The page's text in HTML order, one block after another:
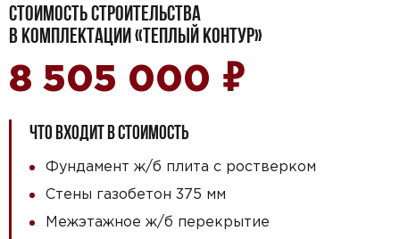
СТОИМОСТЬ СТРОИТЕЛЬСТВА
В КОМПЛЕКТАЦИИ «ТЕПЛЫЙ КОНТУР»
8 505 000 ₽
ЧТО ВХОДИТ В СТОИМОСТЬ
Фундамент ж/б плита с ростверком
Стены газобетон 375 мм
Межэтажное ж/б перекрытие